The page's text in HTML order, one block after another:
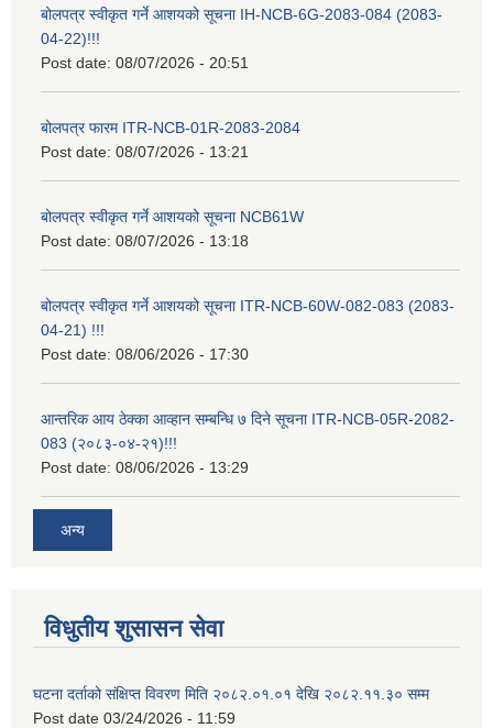
बोलपत्र स्वीकृत गर्ने आशयको सूचना IH-NCB-6G-2083-084 (2083-
04-22)!!!
Post date: 08/07/2026 - 20:51
बोलपत्र फारम ITR-NCB-01R-2083-2084
Post date: 08/07/2026 - 13:21
बोलपत्र स्वीकृत गर्ने आशयको सूचना NCB61W
Post date: 08/07/2026 - 13:18
बोलपत्र स्वीकृत गर्ने आशयको सूचना ITR-NCB-60W-082-083 (2083-
04-21) !!!
Post date: 08/06/2026 - 17:30
आन्तरिक आय ठेक्का आव्हान सम्बन्धि ७ दिने सूचना ITR-NCB-05R-2082-
083 (२०८३-०४-२१)!!!
Post date: 08/06/2026 - 13:29
अन्य
विधुतीय शुसासन सेवा
घटना दर्ताको संक्षिप्त विवरण मिति २०८२.०१.०१ देखि २०८२.११.३० सम्म
Post date 03/24/2026 - 11:59